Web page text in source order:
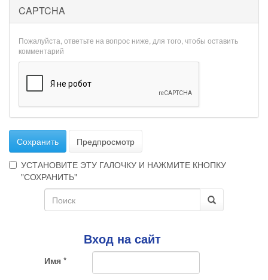
CAPTCHA
Пожалуйста, ответьте на вопрос ниже, для того, чтобы оставить
комментарий
Сохранить
Предпросмотр
УСТАНОВИТЕ ЭТУ ГАЛОЧКУ И НАЖМИТЕ КНОПКУ
"СОХРАНИТЬ"
галочка
Форма
поиска
Вход на сайт
Имя *